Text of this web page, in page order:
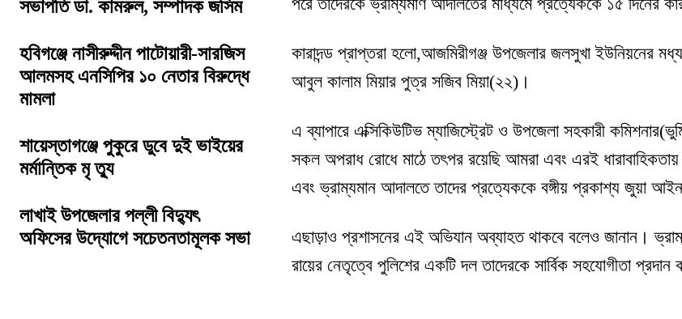
সভাপতি ডা. কামরুল, সম্পাদক জসিম
হবিগঞ্জে নাসীরুদ্দীন পাটোয়ারী-সারজিস
আলমসহ এনসিপির ১০ নেতার বিরুদ্ধে
মামলা
শায়েস্তাগঞ্জে পুকুরে ডুবে দুই ভাইয়ের
মর্মান্তিক মৃ ত্যু
লাখাই উপজেলার পল্লী বিদ্যুৎ
অফিসের উদ্যোগে সচেতনতামূলক সভা
কারাদন্ড প্রাপ্তরা হলো,আজমিরীগঞ্জ উপজেলার জলসুখা ইউনিয়নের
আবুল কালাম মিয়ার পুত্র সজিব মিয়া(২২)।
এ ব্যাপারে এক্সিকিউটিভ ম্যাজিস্ট্রেট ও উপজেলা সহকারী
সকল অপরাধ রোধে মাঠে তৎপর রয়েছি আমরা এবং এরই
এবং ভ্রাম্যমান আদালতে তাদের প্রত্যেককে বঙ্গীয় প্রকাশ্য জুয়া
এছাড়াও প্রশাসনের এই অভিযান অব্যাহত থাকবে বলেও জানান।
রায়ের নেতৃত্বে পুলিশের একটি দল তাদেরকে সার্বিক সহযোগীতা প্রদান